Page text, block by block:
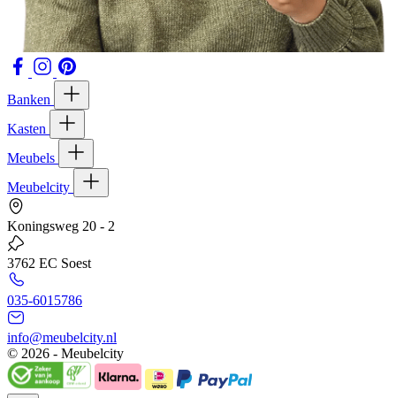
Banken
Kasten
Meubels
Meubelcity
Koningsweg 20 - 2
3762 EC Soest
035-6015786
info@meubelcity.nl
© 2026 - Meubelcity